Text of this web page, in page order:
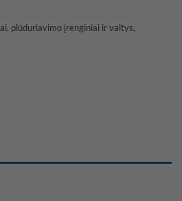
plūduriavimo įrenginiai ir valtys,